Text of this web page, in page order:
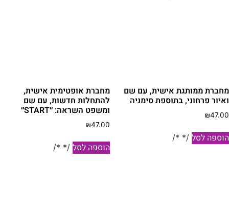
ממותגת אישית, עם שם
פרחוני, בתוספת סימניה
₪
לסל /* */
מחברת אופטימית אישית,
להתחלות חדשות, עם שם
ומשפט השראה: ״START״
₪47.00
הוספה לסל /* */